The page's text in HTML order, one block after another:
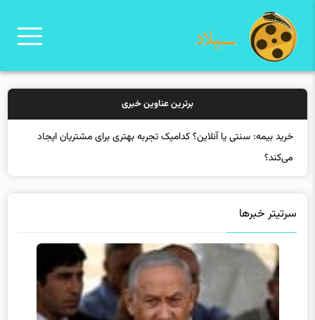
برترین عناوین خبری
خرید بیمه: سنتی یا آنلاین؟ کدامیک تجربه بهتری برای مشتریان ایجاد
می‌کند؟
سرتیتر خبرها